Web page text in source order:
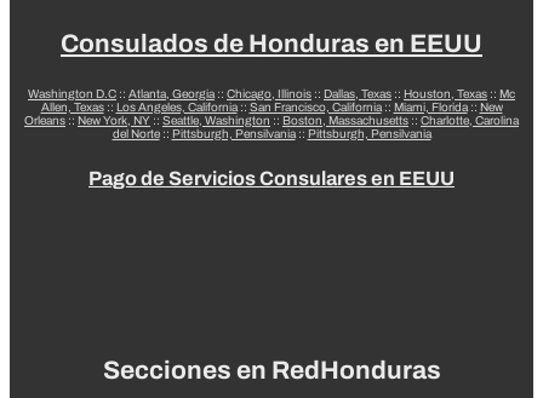
Consulados de Honduras en EEUU
Washington D.C :: Atlanta, Georgia :: Chicago, Illinois :: Dallas, Texas :: Houston, Texas :: Mc
Allen, Texas:: Los Angeles, California:: San Francisco, California:: Miami, Florida:: New
Orleans :: New York, NY :: Seattle, Washington :: Boston, Massachusetts :: Charlotte, Carolina
del Norte:: Pittsburgh, Pensilvania:: Pittsburgh, Pensilvania
Pago de Servicios Consulares en EEUU
Secciones en RedHonduras